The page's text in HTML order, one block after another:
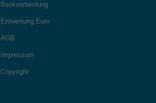
Bankverbindung
Entwertung Euro
AGB
Impressum
Copyright